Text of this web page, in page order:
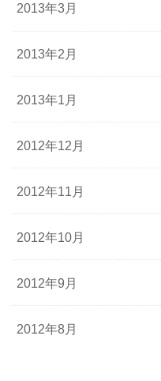
2013年3月
2013年2月
2013年1月
2012年12月
2012年11月
2012年10月
2012年9月
2012年8月